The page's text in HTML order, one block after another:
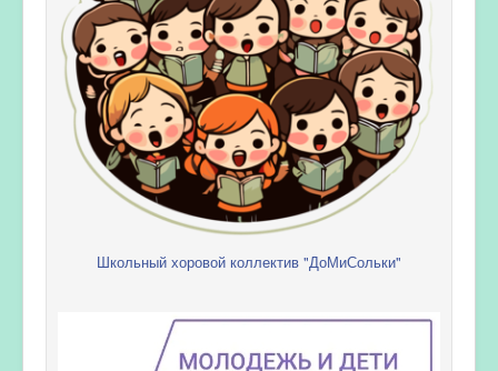
Школьный хоровой коллектив "ДоМиСольки"